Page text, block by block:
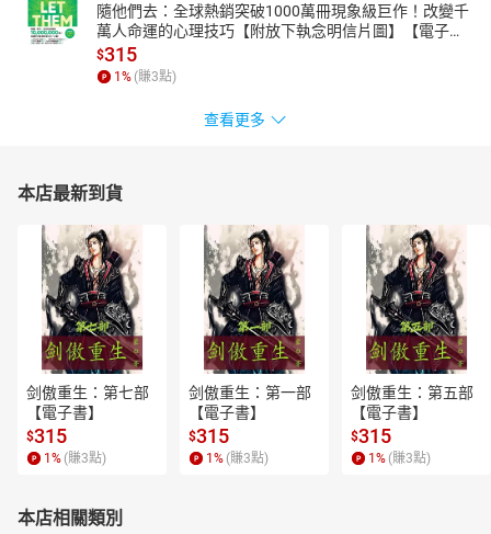
隨他們去：全球熱銷突破1000萬冊現象級巨作！改變千
萬人命運的心理技巧【附放下執念明信片圖】【電子
書】
$315
1 % (賺3點)
查看更多
本店最新到貨
剑傲重生：第七部
【電子書】
$315
1 % (賺3點)
剑傲重生：第一部
【電子書】
$315
1 % (賺3點)
剑傲重生：第五部
【電子書】
$315
1 % (賺3點)
本店相關類別